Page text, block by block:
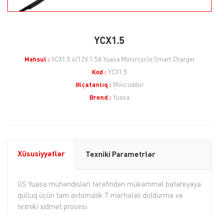
YCX1.5
Məhsul : YCX1.5 6/12V 1.5A Yuasa Motorcycle Smart Charger
Kod : YCX1.5
Əlçatanlıq : Mövcuddur
Brend : Yuasa
Xüsusiyyətlər Texniki Parametrlər
GS Yuasa mühəndisləri tərəfindən mükəmməl batareyaya
qulluq üçün tam avtomatik 7 mərhələli doldurma və
texniki xidmət prosesi.